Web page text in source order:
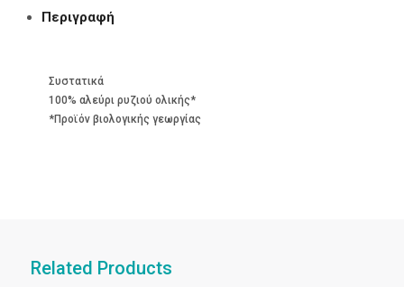
Περιγραφή
Συστατικά
100% αλεύρι ρυζιού ολικής*
*Προϊόν βιολογικής γεωργίας
Related Products